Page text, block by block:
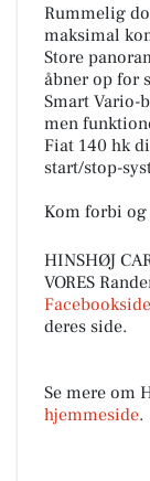
Rummelig
maksimal
Store
åbner op for
Smart Vario-
men
Fiat 140 hk
start/stop-
Kom forbi
HINSHØJ
VORES
Facebookside
deres side.
Se mere om
hjemmeside.